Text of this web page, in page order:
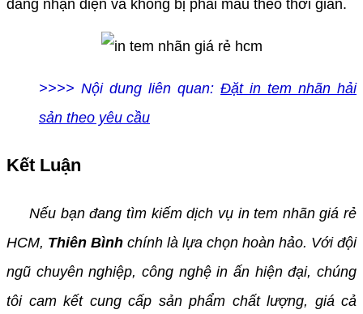
dàng nhận diện và không bị phai màu theo thời gian.
>>>> Nội dung liên quan: Đặt in tem nhãn hải
sản theo yêu cầu
Kết Luận
Nếu bạn đang tìm kiếm dịch vụ in tem nhãn giá rẻ
HCM, Thiên Bình chính là lựa chọn hoàn hảo. Với đội
ngũ chuyên nghiệp, công nghệ in ấn hiện đại, chúng
tôi cam kết cung cấp sản phẩm chất lượng, giá cả